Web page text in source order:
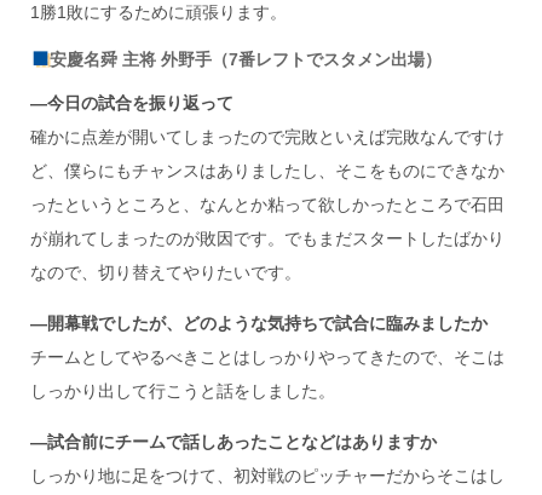
1勝1敗にするために頑張ります。
安慶名舜 主将 外野手（7番レフトでスタメン出場）
―今日の試合を振り返って
確かに点差が開いてしまったので完敗といえば完敗なんですけ
ど、僕らにもチャンスはありましたし、そこをものにできなか
ったというところと、なんとか粘って欲しかったところで石田
が崩れてしまったのが敗因です。でもまだスタートしたばかり
なので、切り替えてやりたいです。
―開幕戦でしたが、どのような気持ちで試合に臨みましたか
チームとしてやるべきことはしっかりやってきたので、そこは
しっかり出して行こうと話をしました。
―試合前にチームで話しあったことなどはありますか
しっかり地に足をつけて、初対戦のピッチャーだからそこはし